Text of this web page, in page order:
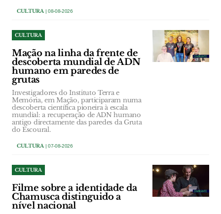
CULTURA| 08-08-2026
CULTURA
Mação na linha da frente de
descoberta mundial de ADN
humano em paredes de
grutas
Investigadores do Instituto Terra e
Memória, em Mação, participaram numa
descoberta científica pioneira à escala
mundial: a recuperação de ADN humano
antigo directamente das paredes da Gruta
do Escoural.
CULTURA| 07-08-2026
CULTURA
Filme sobre a identidade da
Chamusca distinguido a
nível nacional